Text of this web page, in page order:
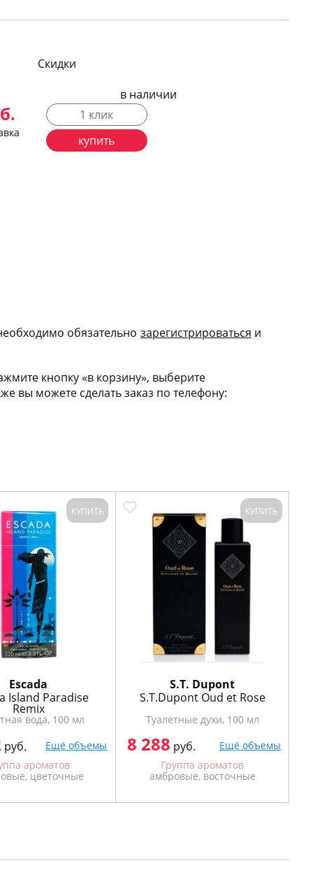
Скидки
в наличии
1 клик
купить
обязательно зарегистрироваться и
кнопку «в корзину», выберите
вы можете сделать заказ по телефону:
КУПИТЬ
Escada
Island Paradise
Remix
вода, 100 мл
руб.
Ещё объемы
ароматов
цветочные
КУПИТЬ
S.T. Dupont
S.T.Dupont Oud et Rose
Туалетные духи, 100 мл
8 288 руб.
Ещё объемы
Группа ароматов
амбровые, восточные